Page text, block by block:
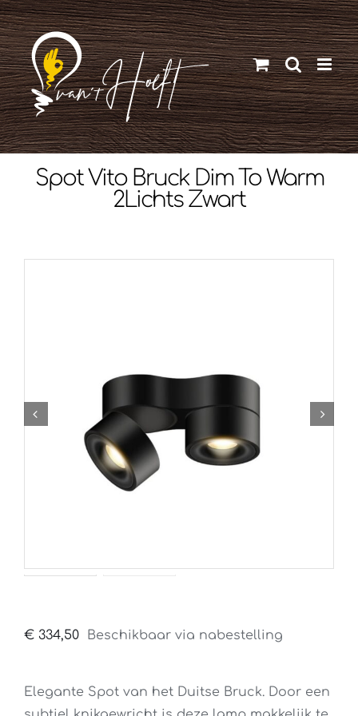
Ga
naar
inhoud
Spot Vito Bruck Dim To Warm
2Lichts Zwart
€ 334,50 Beschikbaar via nabestelling
Elegante Spot van het Duitse Bruck. Door een